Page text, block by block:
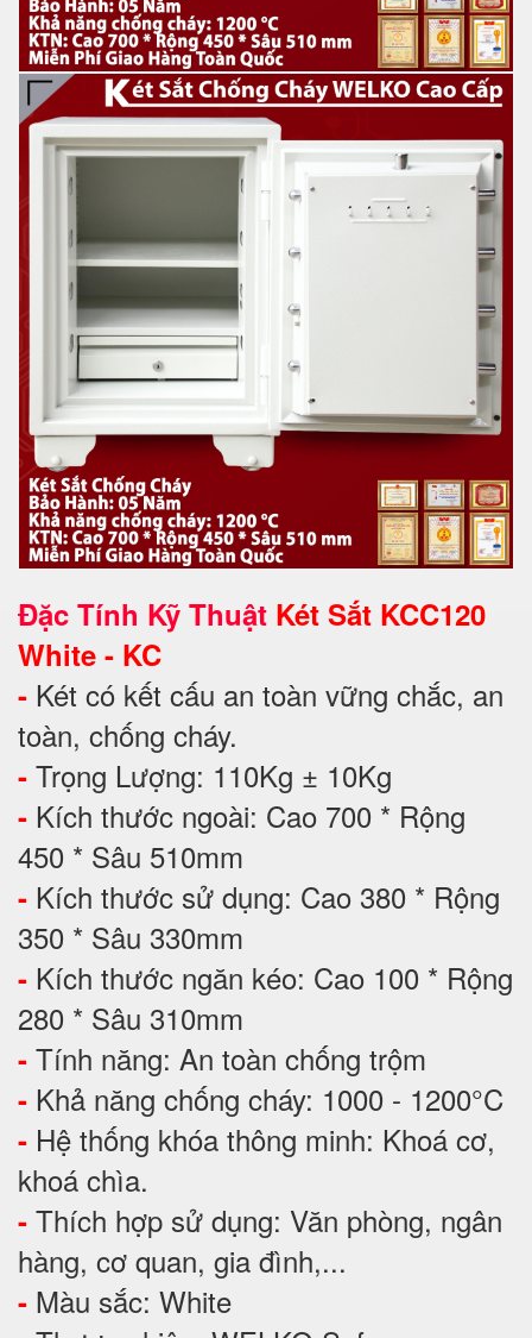
Đặc Tính Kỹ Thuật Két Sắt KCC120
White - KC
- Két có kết cấu an toàn vững chắc, an
toàn, chống cháy.
- Trọng Lượng: 110Kg ± 10Kg
- Kích thước ngoài: Cao 700 * Rộng
450 * Sâu 510mm
- Kích thước sử dụng: Cao 380 * Rộng
350 * Sâu 330mm
- Kích thước ngăn kéo: Cao 100 * Rộng
280 * Sâu 310mm
- Tính năng: An toàn chống trộm
- Khả năng chống cháy: 1000 - 1200°C
- Hệ thống khóa thông minh: Khoá cơ,
khoá chìa.
- Thích hợp sử dụng: Văn phòng, ngân
hàng, cơ quan, gia đình,...
- Màu sắc: White